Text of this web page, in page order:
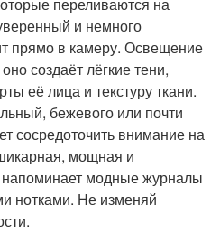
переливаются на
и немного
прямо в камеру. Освещение
создаёт лёгкие тени,
её лица и текстуру ткани.
бежевого или почти
сосредоточить внимание на
мощная и
модные журналы
нотками. Не изменяй